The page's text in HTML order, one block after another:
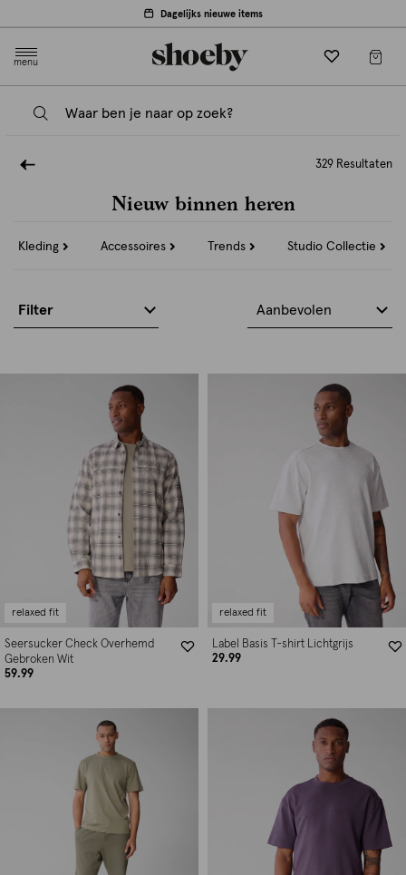
Dagelijks nieuwe items
menu
329 Resultaten
Nieuw binnen heren
KledingRefine
AccessoiresRefine
TrendsRefine
Studio Collectie
Filter Aanbevolen
relaxed fit
Seersucker Check Overhemd
Gebroken Wit
59.99
relaxed fit
Label Basis T-shirt Lichtgrijs
29.99